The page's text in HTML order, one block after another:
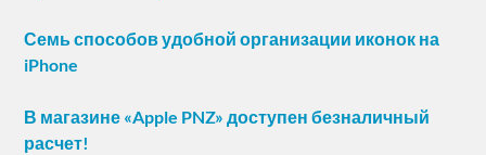
Семь способов удобной организации иконок на
iPhone
В магазине «Apple PNZ» доступен безналичный
расчет!